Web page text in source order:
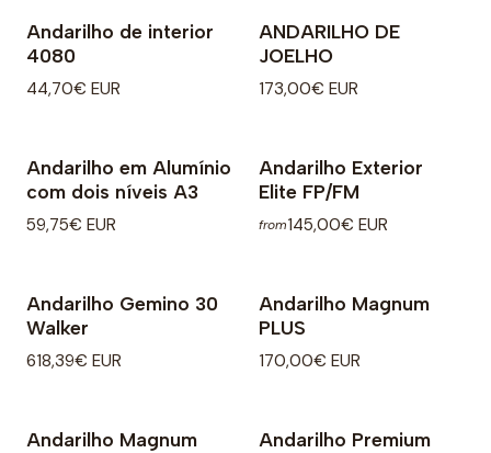
Andarilho de interior
4080
44,70€ EUR
ANDARILHO DE
JOELHO
173,00€ EUR
Andarilho em Alumínio
com dois níveis A3
59,75€ EUR
Andarilho Exterior
Elite FP/FM
from145,00€ EUR
Andarilho Gemino 30
Walker
618,39€ EUR
Andarilho Magnum
PLUS
170,00€ EUR
Andarilho Magnum
Andarilho Premium